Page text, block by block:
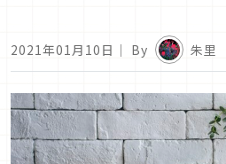
2021年01月10日 ｜ By 朱里